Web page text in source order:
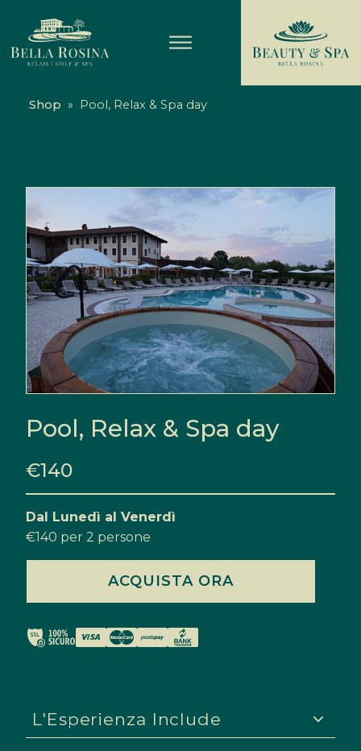
Shop » Pool, Relax & Spa day
Pool, Relax & Spa day
€140
Dal Lunedì al Venerdì
€140 per 2 persone
&
day
quantità
ACQUISTA ORA
L'Esperienza Include
IL